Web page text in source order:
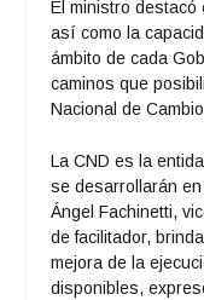
El ministro destacó
así como la
ámbito de cada
caminos que
Nacional de
La CND es la
se desarrollarán
Ángel Fachinetti,
de facilitador,
mejora de la
disponibles,